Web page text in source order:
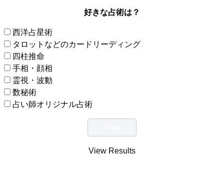
好きな占術は？
西洋占星術
タロットなどのカードリーディング
四柱推命
手相・顔相
霊視・波動
数秘術
占い師オリジナル占術
View Results